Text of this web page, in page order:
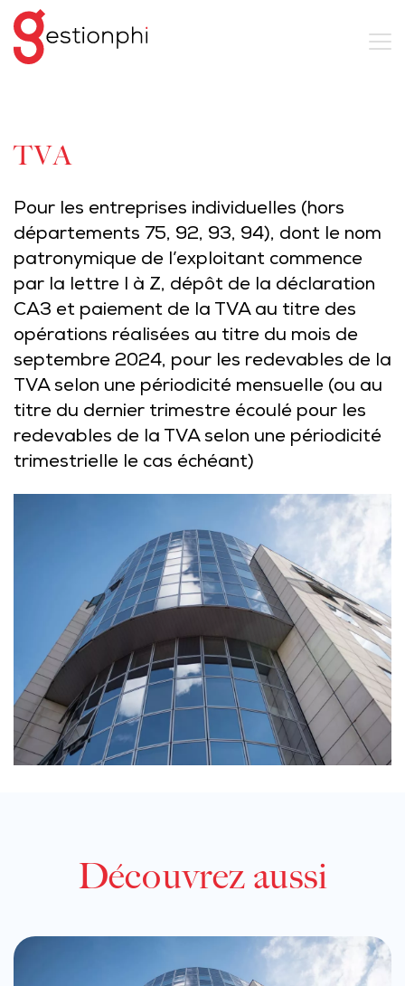
TVA
Pour les entreprises individuelles (hors
départements 75, 92, 93, 94), dont le nom
patronymique de l’exploitant commence
par la lettre I à Z, dépôt de la déclaration
CA3 et paiement de la TVA au titre des
opérations réalisées au titre du mois de
septembre 2024, pour les redevables de la
TVA selon une périodicité mensuelle (ou au
titre du dernier trimestre écoulé pour les
redevables de la TVA selon une périodicité
trimestrielle le cas échéant)
Découvrez aussi